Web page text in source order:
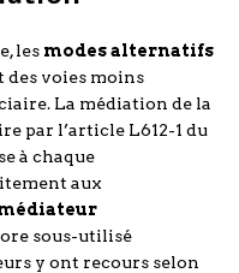
les modes alternatifs
voies moins
La médiation de la
par l’article L612-1 du
à chaque
aux
sous-utilisé
y ont recours selon